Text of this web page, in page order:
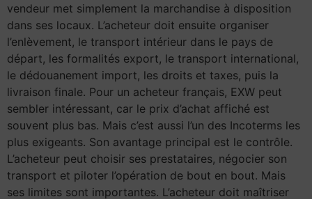
vendeur met simplement la marchandise à disposition
dans ses locaux. L’acheteur doit ensuite organiser
l’enlèvement, le transport intérieur dans le pays de
départ, les formalités export, le transport international,
le dédouanement import, les droits et taxes, puis la
livraison finale. Pour un acheteur français, EXW peut
sembler intéressant, car le prix d’achat affiché est
souvent plus bas. Mais c’est aussi l’un des Incoterms les
plus exigeants. Son avantage principal est le contrôle.
L’acheteur peut choisir ses prestataires, négocier son
transport et piloter l’opération de bout en bout. Mais
ses limites sont importantes. L’acheteur doit maîtriser